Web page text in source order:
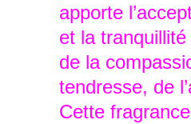
apporte
et la
de la
tendresse, de
Cette